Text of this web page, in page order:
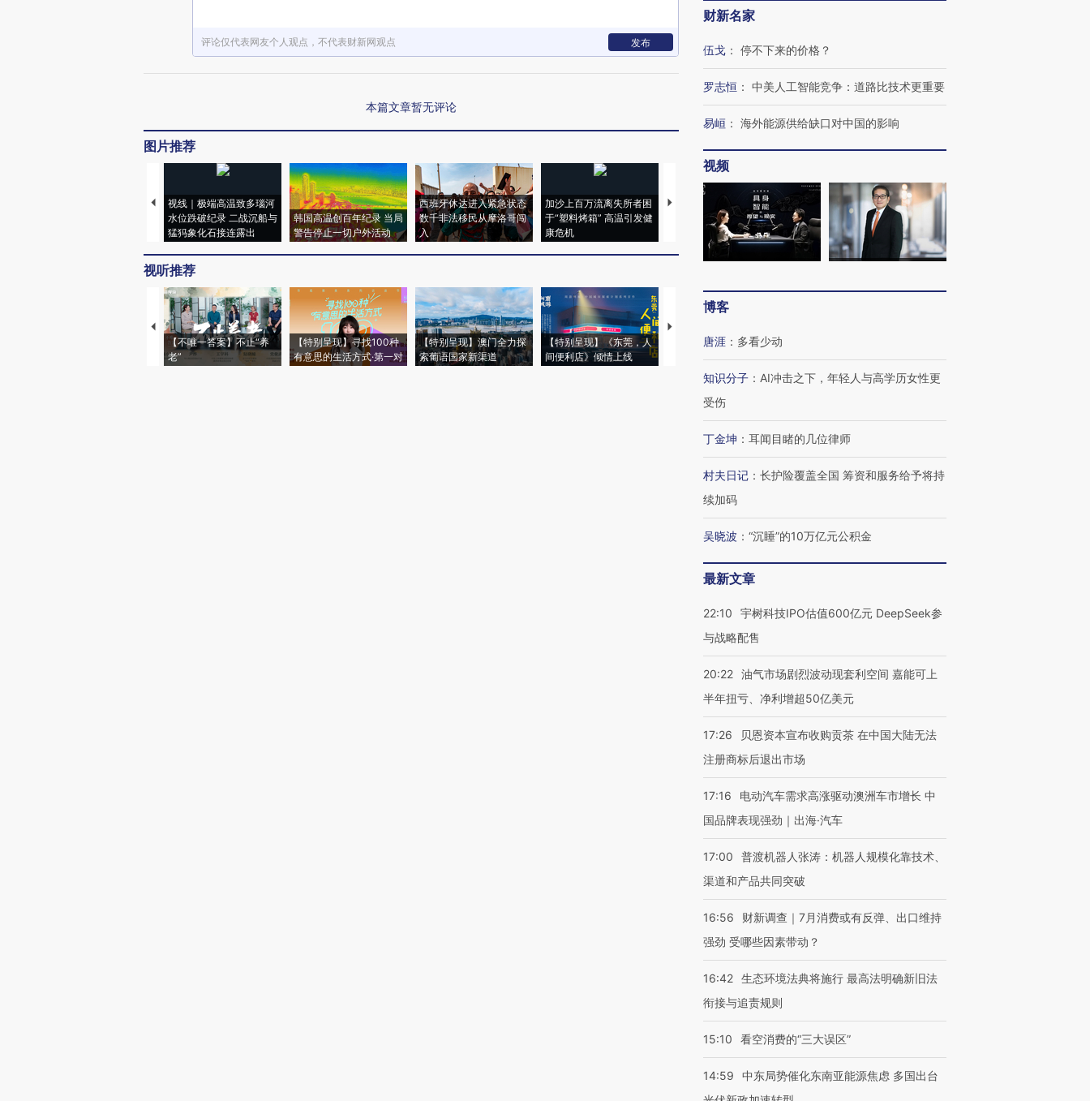
评论仅代表网友个人观点，不代表财新网观点 发布
本篇文章暂无评论
图片推荐
视线｜极端高温致多瑙河
水位跌破纪录 二战沉船与
猛犸象化石接连露出
韩国高温创百年纪录 当局
警告停止一切户外活动
西班牙休达进入紧急状态
数千非法移民从摩洛哥闯
入
加沙上百万流离失所者困
于“塑料烤箱” 高温引发健
康危机
视线｜HYROX的吸金
术：是什么让中产们甘
心“花钱找虐”？
马航飞行员跨国走私7万
粒摇头丸 尿检体内含3种
毒品
视线｜被称为“蟑螂”的印
育部长拱下台
视听推荐
【不唯一答案】不止“养
老”
【特别呈现】寻找100种
有意思的生活方式·第一对
【特别呈现】澳门全力探
索葡语国家新渠道
【特别呈现】《东莞，人
间便利店》倾情上线
【推广】走进第四届链博
会，让数智科技“链”接产
有意思的生活方式·第三对
住三大增长引擎是什么？
财新名家
伍戈 ： 停不下来的价格？
罗志恒 ： 中美人工智能竞争：道路比技术更重要
易峘 ： 海外能源供给缺口对中国的影响
视频
博客
唐涯 ： 多看少动
知识分子 ： AI冲击之下，年轻人与高学历女性更
受伤
丁金坤 ： 耳闻目睹的几位律师
村夫日记 ： 长护险覆盖全国 筹资和服务给予将持
续加码
吴晓波 ： “沉睡”的10万亿元公积金
最新文章
22:10
宇树科技IPO估值600亿元 DeepSeek参
与战略配售
20:22 油气市场剧烈波动现套利空间 嘉能可上
半年扭亏、净利增超50亿美元
17:26
贝恩资本宣布收购贡茶 在中国大陆无法
注册商标后退出市场
17:16
电动汽车需求高涨驱动澳洲车市增长 中
国品牌表现强劲｜出海·汽车
17:00
普渡机器人张涛：机器人规模化靠技术、
渠道和产品共同突破
16:56
财新调查｜7月消费或有反弹、出口维持
强劲 受哪些因素带动？
16:42 生态环境法典将施行 最高法明确新旧法
衔接与追责规则
15:10 看空消费的“三大误区”
14:59
中东局势催化东南亚能源焦虑 多国出台